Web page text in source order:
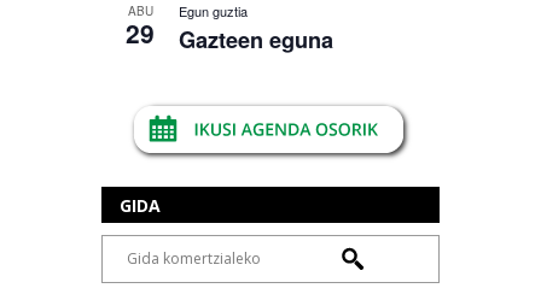
ABU
29
Egun guztia
Gazteen eguna
GIDA